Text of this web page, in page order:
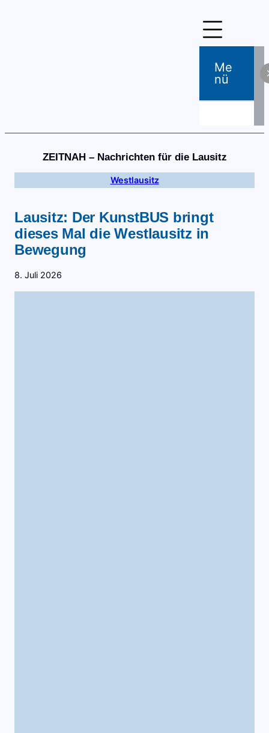
Me
Nü
ZEITNAH – Nachrichten für die Lausitz
Westlausitz
Lausitz: Der KunstBUS bringt
dieses Mal die Westlausitz in
Bewegung
8. Juli 2026